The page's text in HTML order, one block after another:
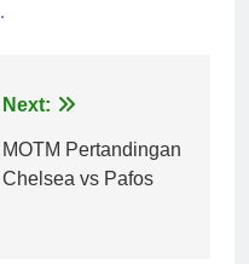
Next:
MOTM Pertandingan
Chelsea vs Pafos